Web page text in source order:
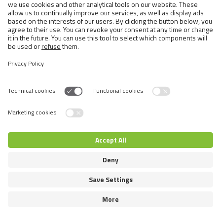
© 2026 VAFO PRAHA s.r.o. Επιφύλαξη παντός δικαιώματος